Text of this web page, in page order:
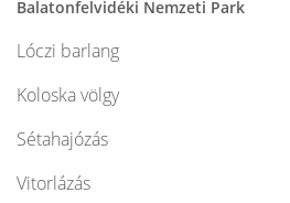
Balatonfelvidéki Nemzeti Park
Lóczi barlang
Koloska völgy
Sétahajózás
Vitorlázás